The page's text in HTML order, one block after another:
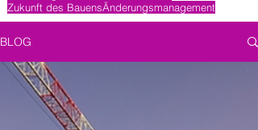
Zukunft des BauensÄnderungsmanagement
BLOG